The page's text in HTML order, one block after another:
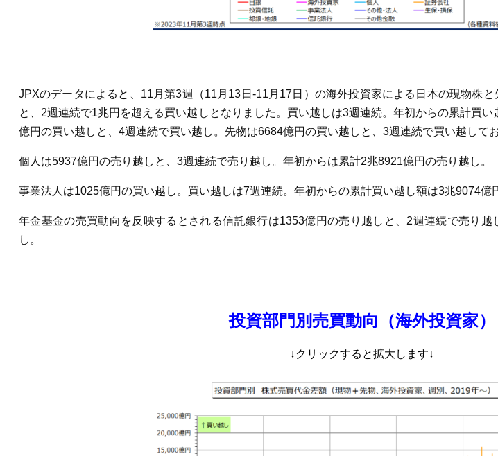
JPXのデータによると、11月第3週（11月13日-11月17日）の海外投資家による日本の現物株
と、2週連続で1兆円を超える買い越しとなりました。買い越しは3週連続。年初からの累計買
億円の買い越しと、4週連続で買い越し。先物は6684億円の買い越しと、3週連続で買い越してお
個人は5937億円の売り越しと、3週連続で売り越し。年初からは累計2兆8921億円の売り越し。
事業法人は1025億円の買い越し。買い越しは7週連続。年初からの累計買い越し額は3兆9074億
年金基金の売買動向を反映するとされる信託銀行は1353億円の売り越しと、2週連続で売り
し。
投資部門別売買動向（海外投資家）
↓クリックすると拡大します↓